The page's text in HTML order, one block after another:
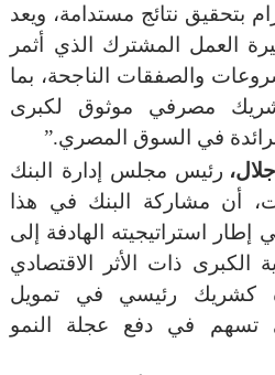
بتحقيق نتائج مستدامة، ويعد
العمل المشترك الذي أثمر
والصفقات الناجحة، بما
مصرفي موثوق لكبرى
في السوق المصري.”
رئيس مجلس إدارة البنك
أن مشاركة البنك في هذا
استراتيجيته الهادفة إلى
الكبرى ذات الأثر الاقتصادي
كشريك رئيسي في تمويل
تسهم في دفع عجلة النمو